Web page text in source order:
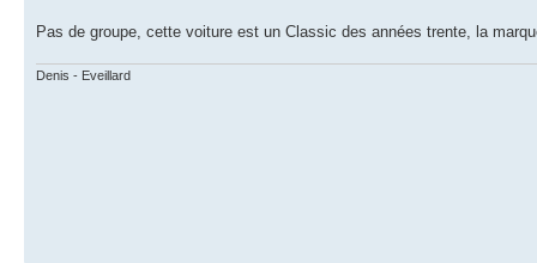
Pas de groupe, cette voiture est un Classic des années trente, la
Denis - Eveillard